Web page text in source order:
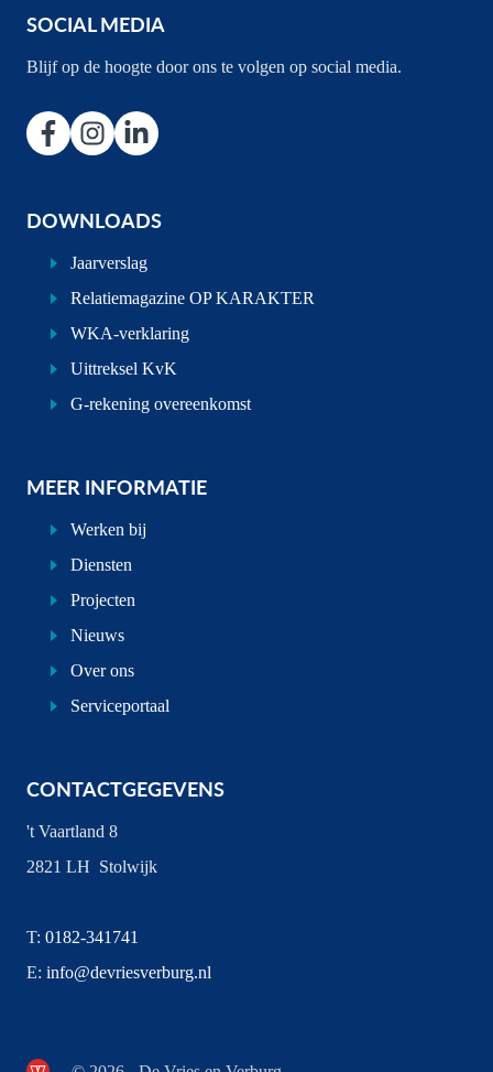
SOCIAL MEDIA
Blijf op de hoogte door ons te volgen op social media.
DOWNLOADS
Jaarverslag
Relatiemagazine OP KARAKTER
WKA-verklaring
Uittreksel KvK
G-rekening overeenkomst
MEER INFORMATIE
Werken bij
Diensten
Projecten
Nieuws
Over ons
Serviceportaal
CONTACTGEGEVENS
't Vaartland 8
2821 LH Stolwijk
T: 0182-341741
E: info@devriesverburg.nl